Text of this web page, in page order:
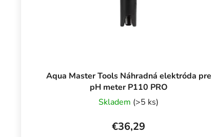
Aqua Master Tools Náhradná elektróda pre
pH meter P110 PRO
Skladem (>5 ks)
€36,29